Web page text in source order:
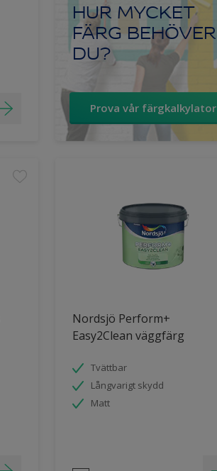
HUR MYCKET
FÄRG BEHÖVER
DU?
Prova vår färgkalkylator
Nordsjö Perform+
Easy2Clean väggfärg
Tvättbar
Långvarigt skydd
Matt